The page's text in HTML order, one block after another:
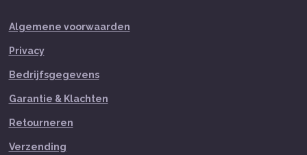
Algemene voorwaarden
Privacy
Bedrijfsgegevens
Garantie & Klachten
Retourneren
Verzending